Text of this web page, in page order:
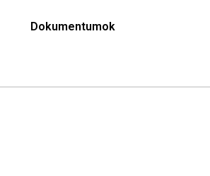
Dokumentumok